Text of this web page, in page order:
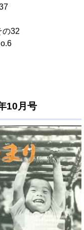
32
10月号